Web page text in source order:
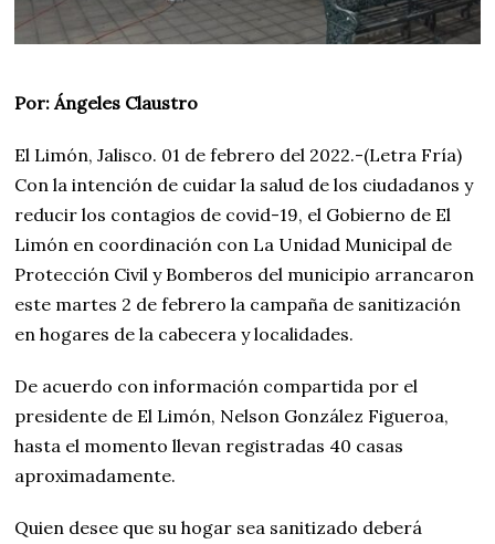
Por: Ángeles Claustro
El Limón, Jalisco. 01 de febrero del 2022.-(Letra Fría)
Con la intención de cuidar la salud de los ciudadanos y
reducir los contagios de covid-19, el Gobierno de El
Limón en coordinación con La Unidad Municipal de
Protección Civil y Bomberos del municipio arrancaron
este martes 2 de febrero la campaña de sanitización
en hogares de la cabecera y localidades.
De acuerdo con información compartida por el
presidente de El Limón, Nelson González Figueroa,
hasta el momento llevan registradas 40 casas
aproximadamente.
Quien desee que su hogar sea sanitizado deberá